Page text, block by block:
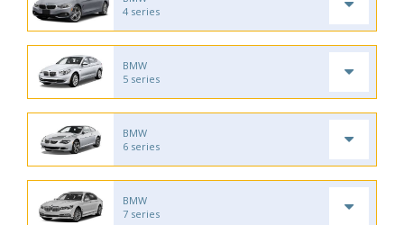
4 series
BMW
5 series
BMW
6 series
BMW
7 series